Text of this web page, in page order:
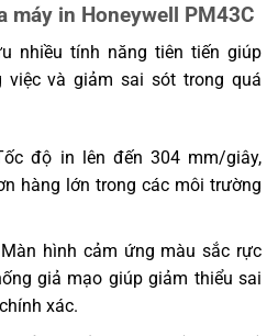
máy in Honeywell PM43C
nhiều tính năng tiên tiến giúp
việc và giảm sai sót trong quá
độ in lên đến 304 mm/giây,
hàng lớn trong các môi trường
Màn hình cảm ứng màu sắc rực
giả mạo giúp giảm thiểu sai
xác.